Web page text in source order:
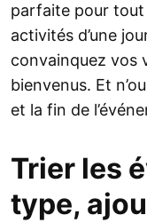
parfaite pour tout
activités d’une
convainquez vos
bienvenus. Et
et la fin de
Trier les
type,